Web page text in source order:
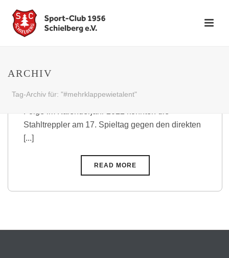
ARCHIV
Tag-Archiv für: "#mehrklappewietalent"
Karlsruhe – Mit dem dritten Pflichtspielsieg in
Stahltreppler am 17. Spieltag gegen den direkten
[...]
READ MORE